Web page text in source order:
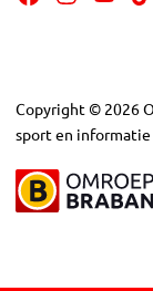
Copyright © 2026
sport en